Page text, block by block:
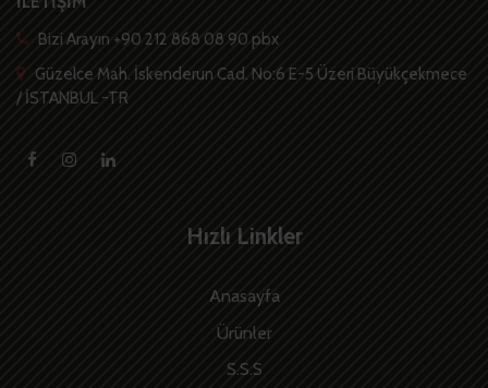
Bizi Arayın +90 212 868 08 90 pbx
Güzelce Mah. İskenderun Cad. No:6 E-5 Üzeri Büyükçekmece
/ İSTANBUL -TR
Hızlı Linkler
Anasayfa
Ürünler
S.S.S